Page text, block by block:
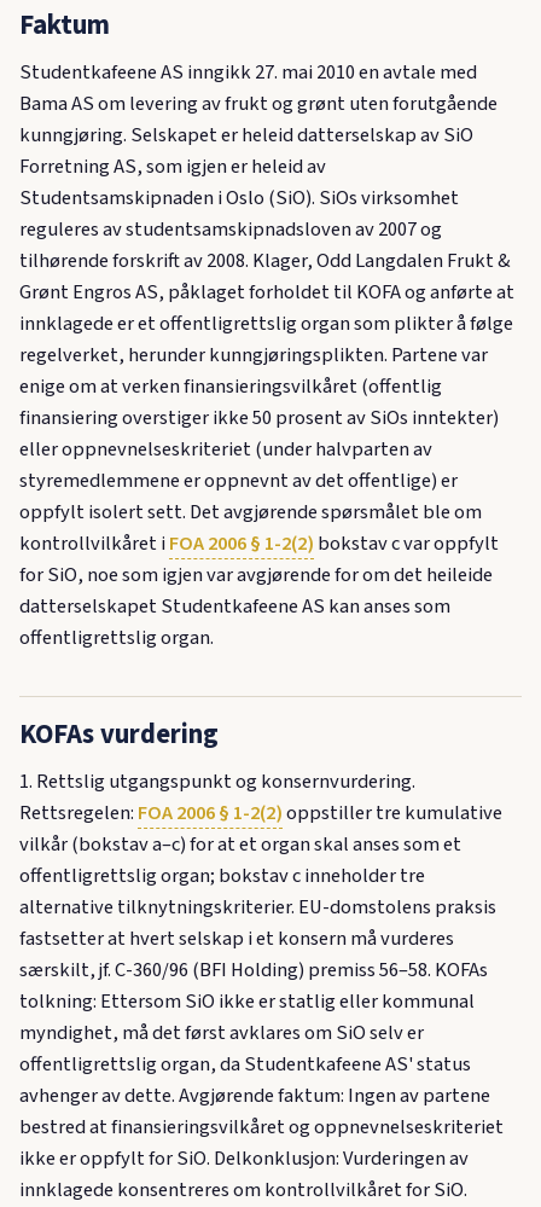
Faktum
Studentkafeene AS inngikk 27. mai 2010 en avtale med
Bama AS om levering av frukt og grønt uten forutgående
kunngjøring. Selskapet er heleid datterselskap av SiO
Forretning AS, som igjen er heleid av
Studentsamskipnaden i Oslo (SiO). SiOs virksomhet
reguleres av studentsamskipnadsloven av 2007 og
tilhørende forskrift av 2008. Klager, Odd Langdalen Frukt &
Grønt Engros AS, påklaget forholdet til KOFA og anførte at
innklagede er et offentligrettslig organ som plikter å følge
regelverket, herunder kunngjøringsplikten. Partene var
enige om at verken finansieringsvilkåret (offentlig
finansiering overstiger ikke 50 prosent av SiOs inntekter)
eller oppnevnelseskriteriet (under halvparten av
styremedlemmene er oppnevnt av det offentlige) er
oppfylt isolert sett. Det avgjørende spørsmålet ble om
kontrollvilkåret iFOA 2006 § 1-2(2) bokstav c var oppfylt
for SiO, noe som igjen var avgjørende for om det heileide
datterselskapet Studentkafeene AS kan anses som
offentligrettslig organ.
KOFAs vurdering
1. Rettslig utgangspunkt og konsernvurdering.
Rettsregelen: FOA 2006 § 1-2(2)oppstiller tre kumulative
vilkår (bokstav a–c) for at et organ skal anses som et
offentligrettslig organ; bokstav c inneholder tre
alternative tilknytningskriterier. EU-domstolens praksis
fastsetter at hvert selskap i et konsern må vurderes
særskilt, jf. C-360/96 (BFI Holding) premiss 56–58. KOFAs
tolkning: Ettersom SiO ikke er statlig eller kommunal
myndighet, må det først avklares om SiO selv er
offentligrettslig organ, da Studentkafeene AS' status
avhenger av dette. Avgjørende faktum: Ingen av partene
bestred at finansieringsvilkåret og oppnevnelseskriteriet
ikke er oppfylt for SiO. Delkonklusjon: Vurderingen av
innklagede konsentreres om kontrollvilkåret for SiO.